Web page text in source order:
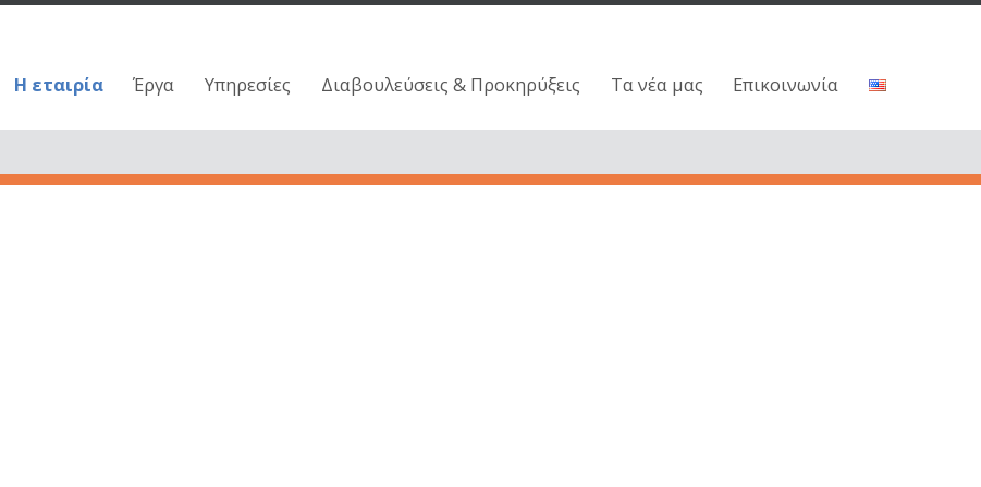
Η εταιρία Έργα Υπηρεσίες Διαβουλεύσεις & Προκηρύξεις Τα νέα μας Επικοινωνία